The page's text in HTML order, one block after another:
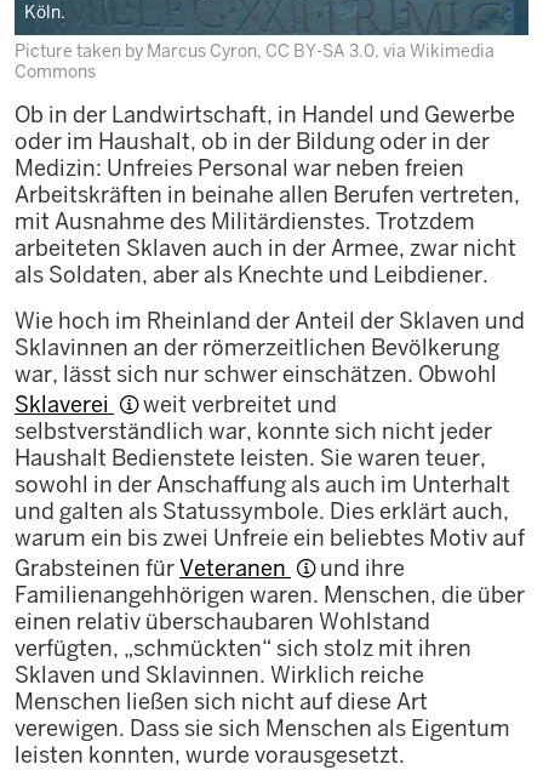
Köln.
Picture taken by Marcus Cyron, CC BY-SA 3.0, via Wikimedia
Commons
Ob in der Landwirtschaft, in Handel und Gewerbe
oder im Haushalt, ob in der Bildung oder in der
Medizin: Unfreies Personal war neben freien
Arbeitskräften in beinahe allen Berufen vertreten,
mit Ausnahme des Militärdienstes. Trotzdem
arbeiteten Sklaven auch in der Armee, zwar nicht
als Soldaten, aber als Knechte und Leibdiener.
Wie hoch im Rheinland der Anteil der Sklaven und
Sklavinnen an der römerzeitlichen Bevölkerung
war, lässt sich nur schwer einschätzen. Obwohl
Sklaverei
weit verbreitet und
selbstverständlich war, konnte sich nicht jeder
Haushalt Bedienstete leisten. Sie waren teuer,
sowohl in der Anschaffung als auch im Unterhalt
und galten als Statussymbole. Dies erklärt auch,
warum ein bis zwei Unfreie ein beliebtes Motiv auf
Grabsteinen fürVeteranen
und ihre
Familienangehhörigen waren. Menschen, die über
einen relativ überschaubaren Wohlstand
verfügten, „schmückten“ sich stolz mit ihren
Sklaven und Sklavinnen. Wirklich reiche
Menschen ließen sich nicht auf diese Art
verewigen. Dass sie sich Menschen als Eigentum
leisten konnten, wurde vorausgesetzt.